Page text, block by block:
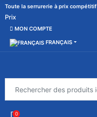
Toute la serrurerie à prix compétitif
Prix
MON COMPTE
FRANÇAIS
0